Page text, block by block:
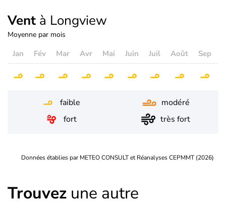
Vent à Longview
Moyenne par mois
Jan Fév Mar Avr Mai Juin Juil Août Sep
faible
modéré
fort
très fort
Données établies par METEO CONSULT et Réanalyses CEPMMT (2026)
Trouvez une autre